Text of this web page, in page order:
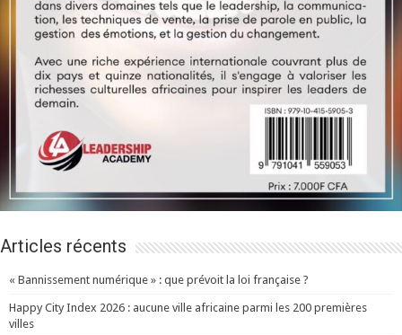
Articles récents
« Bannissement numérique » : que prévoit la loi française ?
Happy City Index 2026 : aucune ville africaine parmi les 200 premières
villes